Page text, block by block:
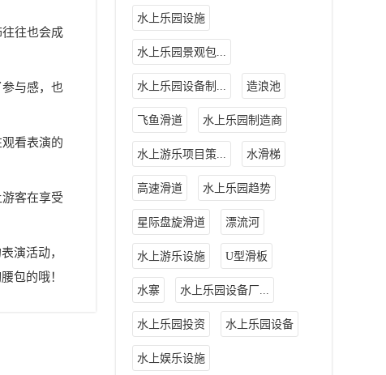
往也会成
与感，也
看表演的
客在享受
演活动，
包的哦！
水上乐园设施
水上乐园景观包...
水上乐园设备制... 造浪池
飞鱼滑道 水上乐园制造商
水上游乐项目策... 水滑梯
高速滑道 水上乐园趋势
星际盘旋滑道 漂流河
水上游乐设施 U型滑板
水寨 水上乐园设备厂...
水上乐园投资 水上乐园设备
水上娱乐设施